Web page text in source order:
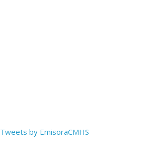
Tweets by EmisoraCMHS